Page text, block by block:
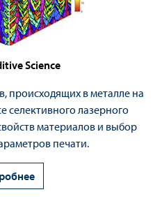
Science
происходящих в металле на
селективного лазерного
материалов и выбор
печати.